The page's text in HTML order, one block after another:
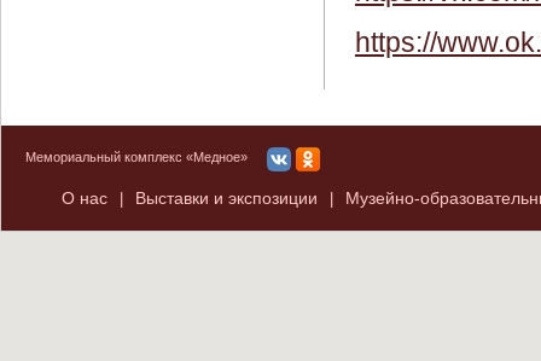
https://
Мемориальный комплекс «Медное»
О нас Выставки и экспозиции Музейно-